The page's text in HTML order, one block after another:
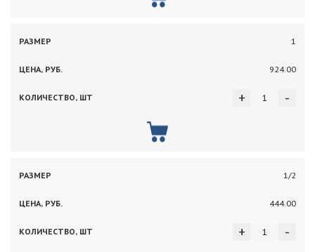
1
924.00
-
+
1/2
444.00
-
+